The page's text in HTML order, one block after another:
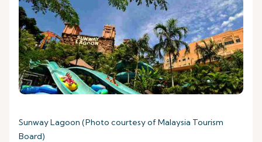
Sunway Lagoon (Photo courtesy of Malaysia Tourism
Board)